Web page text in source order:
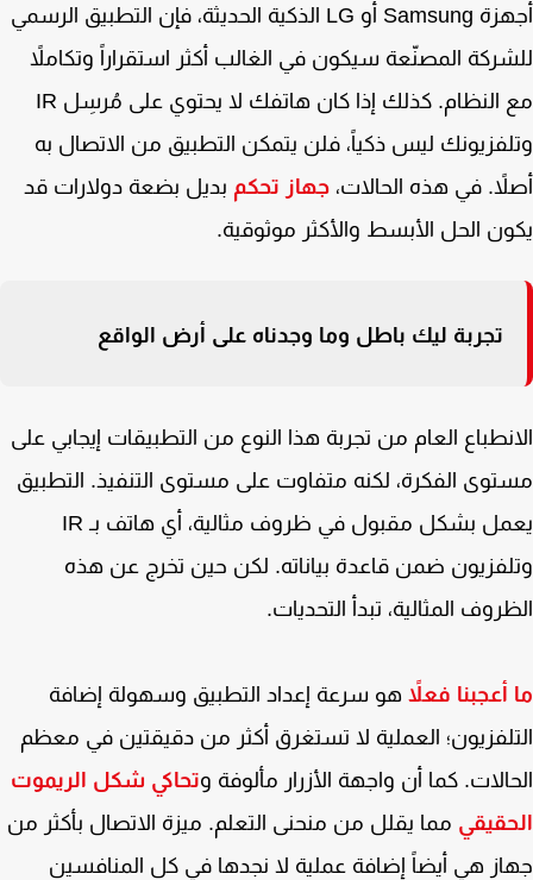
أجهزة Samsung أو LG الذكية الحديثة، فإن التطبيق الرسمي
المصنّعة سيكون في الغالب أكثر استقراراً وتكاملاً
مع النظام. كذلك إذا كان هاتفك لا يحتوي على مُرسِل IR
ليس ذكياً، فلن يتمكن التطبيق من الاتصال به
في هذه الحالات،جهاز تحكمبديل بضعة دولارات قد
الحل الأبسط والأكثر موثوقية.
تجربة ليك باطل وما وجدناه على أرض الواقع
العام من تجربة هذا النوع من التطبيقات إيجابي على
الفكرة، لكنه متفاوت على مستوى التنفيذ. التطبيق
يعمل بشكل مقبول في ظروف مثالية، أي هاتف بـ IR
ضمن قاعدة بياناته. لكن حين تخرج عن هذه
المثالية، تبدأ التحديات.
فعلاًهو سرعة إعداد التطبيق وسهولة إضافة
العملية لا تستغرق أكثر من دقيقتين في معظم
كما أن واجهة الأزرار مألوفة وتحاكي شكل
الريموت
مما يقلل من منحنى التعلم. ميزة الاتصال بأكثر من
هي أيضاً إضافة عملية لا نجدها في كل المنافسين